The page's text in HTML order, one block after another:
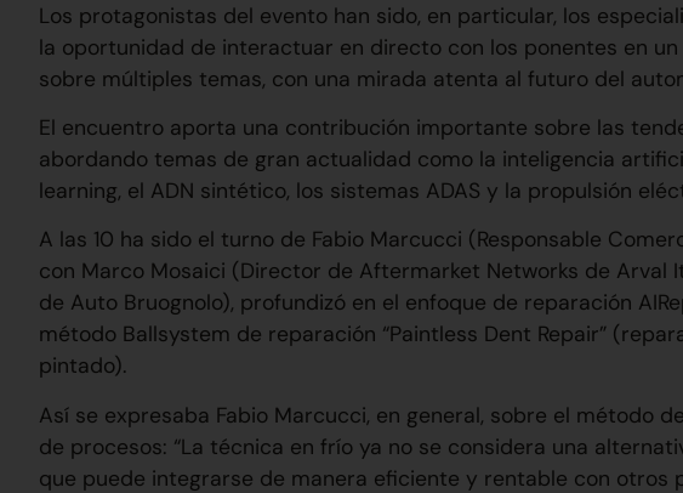
Los protagonistas del evento han sido, en particular, los
la oportunidad de interactuar en directo con los ponentes en
sobre múltiples temas, con una mirada atenta al futuro del
El encuentro aporta una contribución importante sobre las
abordando temas de gran actualidad como la inteligencia
learning, el ADN sintético, los sistemas ADAS y la propulsión
A las 10 ha sido el turno de Fabio Marcucci (Responsable
con Marco Mosaici (Director de Aftermarket Networks de Arval
de Auto Bruognolo), profundizó en el enfoque de reparación
método Ballsystem de reparación “Paintless Dent Repair”
pintado).
Así se expresaba Fabio Marcucci, en general, sobre el método
de procesos: “La técnica en frío ya no se considera una
que puede integrarse de manera eficiente y rentable con otros